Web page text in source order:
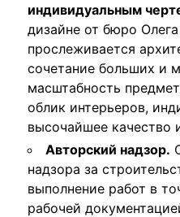
индивидуальным
дизайне от бюро
прослеживается
сочетание больших и
масштабность
облик интерьеров,
высочайшее качество
Авторский надзор.
надзора за
выполнение работ в
рабочей